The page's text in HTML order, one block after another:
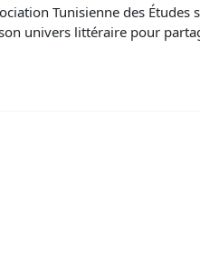
Tunisienne des Études
univers littéraire pour